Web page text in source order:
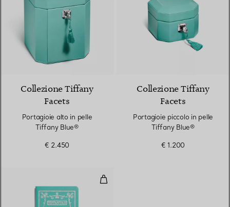
Collezione Tiffany
Facets
Portagioie alto in pelle
Tiffany Blue®
€ 2.450
Collezione Tiffany
Facets
Portagioie piccolo in pelle
Tiffany Blue®
€ 1.200
Taccuino in pelle Tiffany Blue®